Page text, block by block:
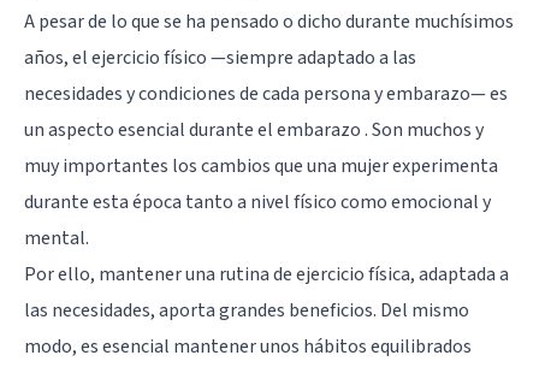
A pesar de lo que se ha pensado o dicho durante muchísimos
años, el ejercicio físico —siempre adaptado a las
necesidades y condiciones de cada persona y embarazo— es
un aspecto esencial durante el embarazo . Son muchos y
muy importantes los cambios que una mujer experimenta
durante esta época tanto a nivel físico como emocional y
mental.
Por ello, mantener una rutina de ejercicio física, adaptada a
las necesidades, aporta grandes beneficios. Del mismo
modo, es esencial mantener unos hábitos equilibrados